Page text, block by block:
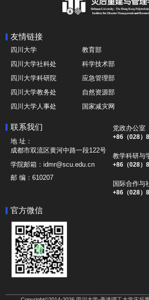
友情链接
四川大学 教育部
四川大学社科处
科学技术部
四川大学科研院
应急管理部
四川大学教务处
自然资源部
四川大学人事处
国家减灾网
地震与火山研究室
联系我们
地 址：
成都市双流区黄河中路一段122号
学院邮箱：idmr@scu.edu.cn
邮 编：610207
党政办公室
+86（028）
教学科研与
+86（028）
国际合作与
+86（028）
官方微信